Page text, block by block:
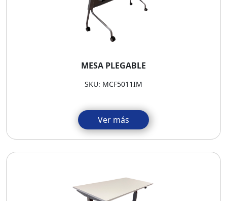
MESA PLEGABLE
SKU: MCF5011IM
Ver más